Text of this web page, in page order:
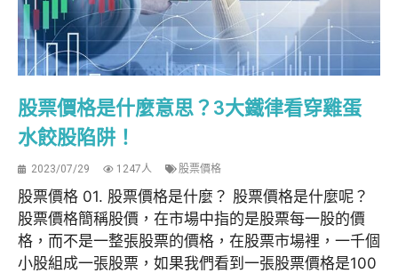
股票價格是什麼意思？3大鐵律看穿雞蛋
水餃股陷阱！
2023/07/29 1247人 股票價格
股票價格 01. 股票價格是什麼？ 股票價格是什麼呢？
股票價格簡稱股價，在市場中指的是股票每一股的價
格，而不是一整張股票的價格，在股票市場裡，一千個
小股組成一張股票，如果我們看到一張股票價格是100